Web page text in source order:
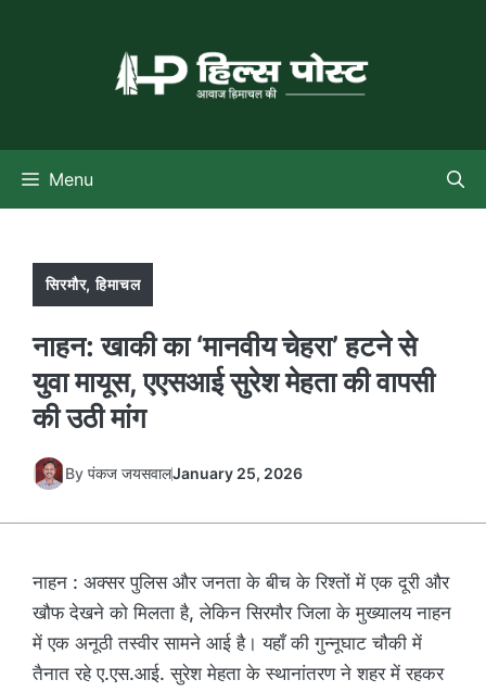
Menu
सिरमौर,हिमाचल
नाहन: खाकी का ‘मानवीय चेहरा’ हटने से
युवा मायूस, एएसआई सुरेश मेहता की वापसी
की उठी मांग
By पंकज जयसवालJanuary 25, 2026
नाहन : अक्सर पुलिस और जनता के बीच के रिश्तों में एक दूरी और
खौफ देखने को मिलता है, लेकिन सिरमौर जिला के मुख्यालय नाहन
में एक अनूठी तस्वीर सामने आई है। यहाँ की गुन्नूघाट चौकी में
तैनात रहे ए.एस.आई. सुरेश मेहता के स्थानांतरण ने शहर में रहकर